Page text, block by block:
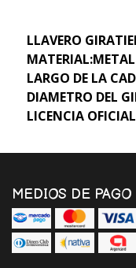
LLAVERO
MATERIAL:METAL
LARGO DE LA
DIAMETRO DEL
LICENCIA
MEDIOS DE PAGO